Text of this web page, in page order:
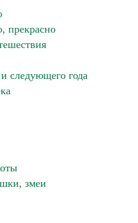
прекрасно
следующего года
змеи